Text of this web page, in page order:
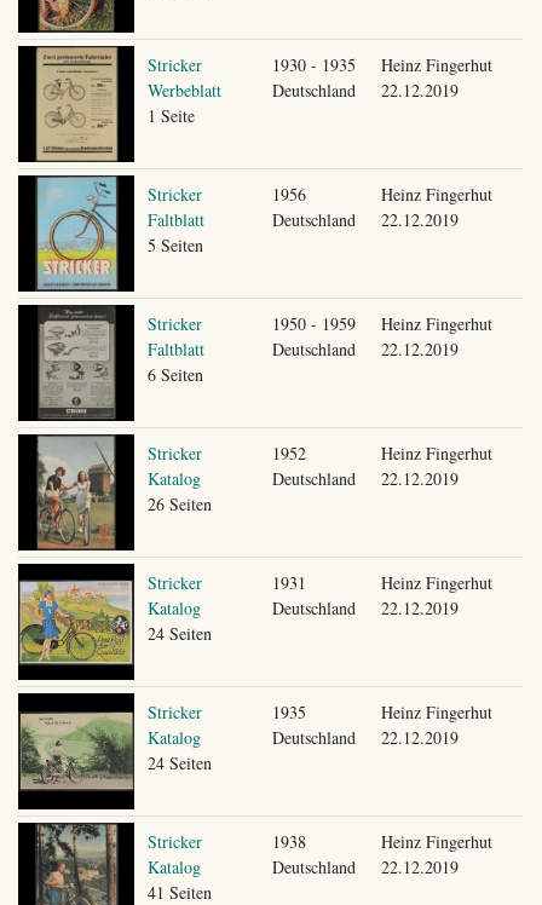
Stricker
Werbeblatt
1 Seite
1930 - 1935
Deutschland
Heinz Fingerhut
22.12.2019
Stricker
Faltblatt
5 Seiten
1956
Deutschland
Heinz Fingerhut
22.12.2019
Stricker
Faltblatt
6 Seiten
1950 - 1959
Deutschland
Heinz Fingerhut
22.12.2019
Stricker
Katalog
26 Seiten
1952
Deutschland
Heinz Fingerhut
22.12.2019
Stricker
Katalog
24 Seiten
1931
Deutschland
Heinz Fingerhut
22.12.2019
Stricker
Katalog
24 Seiten
1935
Deutschland
Heinz Fingerhut
22.12.2019
Stricker
Katalog
41 Seiten
1938
Deutschland
Heinz Fingerhut
22.12.2019